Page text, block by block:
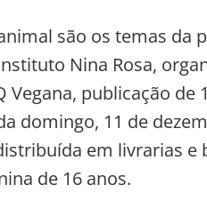
são os temas da
Nina Rosa,
publicação de
domingo, 11 de
em livrarias e
de 16 anos.